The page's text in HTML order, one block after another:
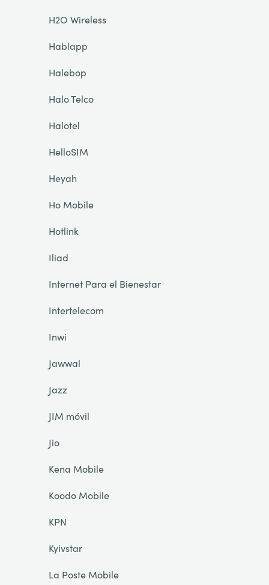
H2O Wireless
Hablapp
Halebop
Halo Telco
Halotel
HelloSIM
Heyah
Ho Mobile
Hotlink
Iliad
Internet Para el Bienestar
Intertelecom
Inwi
Jawwal
Jazz
JIM móvil
Jio
Kena Mobile
Koodo Mobile
KPN
Kyivstar
La Poste Mobile